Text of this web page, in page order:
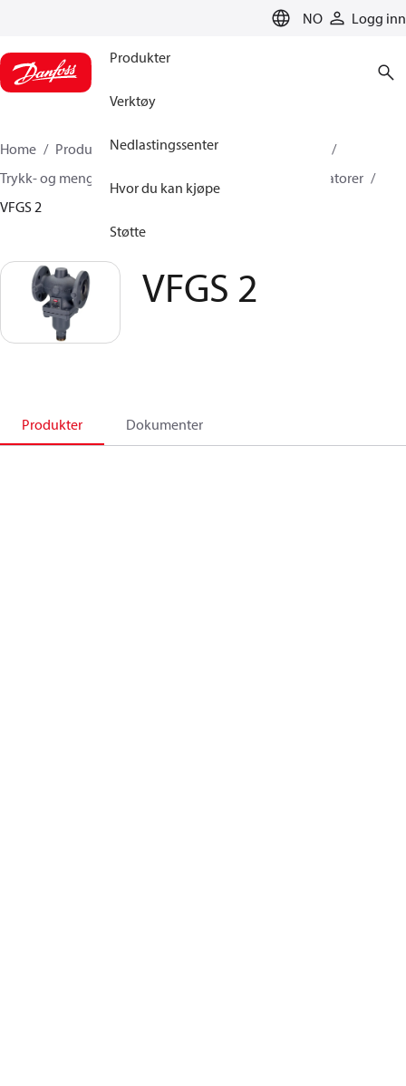
NO Logg inn
Produkter
Verktøy
Nedlastingssenter
Hvor du kan kjøpe
Støtte
Home Produkter
Klimaløsninger for oppvarming
Trykk- og mengderegulatorer
Trykkreduksjonsregulatorer
VFGS 2
VFGS 2
Produkter Dokumenter